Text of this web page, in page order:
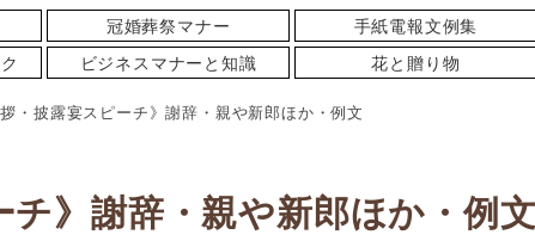
冠婚葬祭マナー 手紙電報文例集
ビジネスマナーと知識 花と贈り物
・披露宴スピーチ》謝辞・親や新郎ほか・例文
》謝辞・親や新郎ほか・例文